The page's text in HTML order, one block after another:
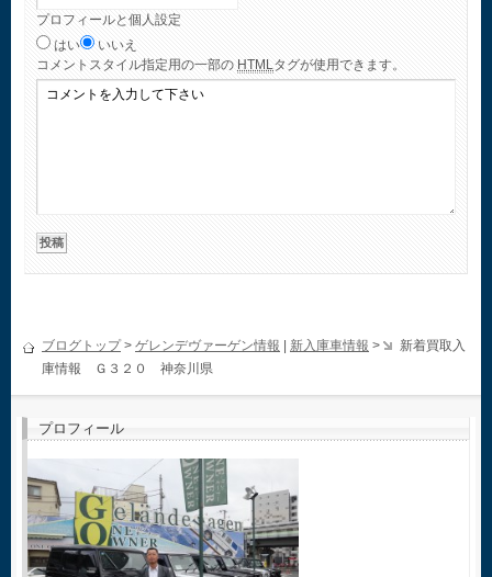
プロフィールと個人設定
はい
いいえ
コメント スタイル指定用の一部の HTML タグが使用できます。
ブログトップ> ゲレンデヴァーゲン情報 | 新入庫車情報 >
新着買取入
庫情報 Ｇ３２０ 神奈川県
プロフィール